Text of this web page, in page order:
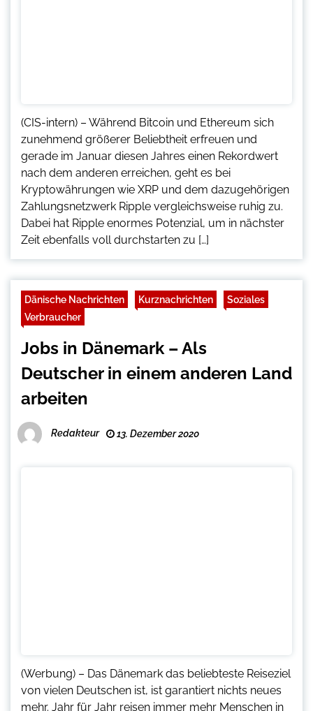
(CIS-intern) – Während Bitcoin und Ethereum sich
zunehmend größerer Beliebtheit erfreuen und
gerade im Januar diesen Jahres einen Rekordwert
nach dem anderen erreichen, geht es bei
Kryptowährungen wie XRP und dem dazugehörigen
Zahlungsnetzwerk Ripple vergleichsweise ruhig zu.
Dabei hat Ripple enormes Potenzial, um in nächster
Zeit ebenfalls voll durchstarten zu […]
Dänische Nachrichten Kurznachrichten
Soziales
Verbraucher
Jobs in Dänemark – Als
Deutscher in einem anderen Land
arbeiten
Redakteur 13. Dezember 2020
(Werbung) – Das Dänemark das beliebteste Reiseziel
von vielen Deutschen ist, ist garantiert nichts neues
mehr. Jahr für Jahr reisen immer mehr Menschen in